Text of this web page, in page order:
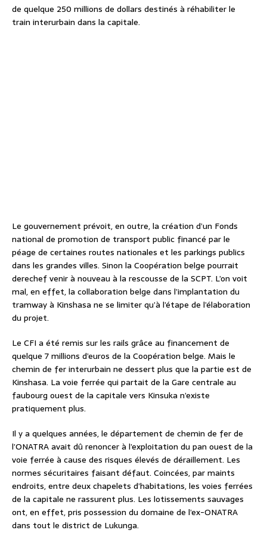
de quelque 250 millions de dollars destinés à réhabiliter le
train interurbain dans la capitale.
Le gouvernement prévoit, en outre, la création d’un Fonds
national de promotion de transport public financé par le
péage de certaines routes nationales et les parkings publics
dans les grandes villes. Sinon la Coopération belge pourrait
derechef venir à nouveau à la rescousse de la SCPT. L’on voit
mal, en effet, la collaboration belge dans l’implantation du
tramway à Kinshasa ne se limiter qu’à l’étape de l’élaboration
du projet.
Le CFI a été remis sur les rails grâce au financement de
quelque 7 millions d’euros de la Coopération belge. Mais le
chemin de fer interurbain ne dessert plus que la partie est de
Kinshasa. La voie ferrée qui partait de la Gare centrale au
faubourg ouest de la capitale vers Kinsuka n’existe
pratiquement plus.
Il y a quelques années, le département de chemin de fer de
l’ONATRA avait dû renoncer à l’exploitation du pan ouest de la
voie ferrée à cause des risques élevés de déraillement. Les
normes sécuritaires faisant défaut. Coincées, par maints
endroits, entre deux chapelets d’habitations, les voies ferrées
de la capitale ne rassurent plus. Les lotissements sauvages
ont, en effet, pris possession du domaine de l’ex-ONATRA
dans tout le district de Lukunga.